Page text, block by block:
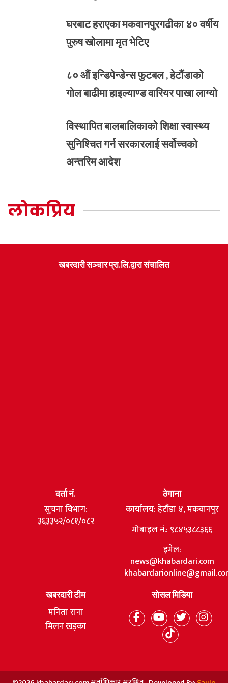
घरबाट हराएका मकवानपुरगढीका ४० वर्षीय
पुरुष खोलामा मृत भेटिए
८० औं इन्डिपेन्डेन्स फुटबल , हेटौंडाको
गोल बाढीमा हाइल्याण्ड वारियर पाखा लाग्यो
विस्थापित बालबालिकाको शिक्षा स्वास्थ्य
सुनिश्चित गर्न सरकारलाई सर्वोच्चको
अन्तरिम आदेश
लोकप्रिय
खबरदारी सञ्चार प्रा.लि.द्वारा संचालित
दर्ता नं.
सुचना विभाग:
३६३३५२/०८१/०८२
ठेगाना
कार्यालय: हेटौंडा ४, मकवानपुर
मोबाइल नं.: ९८४५३८८३६६
इमेल:
news@khabardari.com
खबरदारी टीम
मनिता राना
मिलन खड्का
सोसल मिडिया